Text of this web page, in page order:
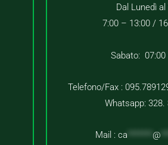
Dal
7:00 – 13:00 /
Sabato: 07:00
Telefono/Fax :
Whatsapp: 328.
Mail :ca *******@